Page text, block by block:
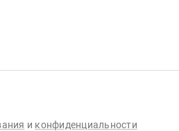
и конфиденциальности